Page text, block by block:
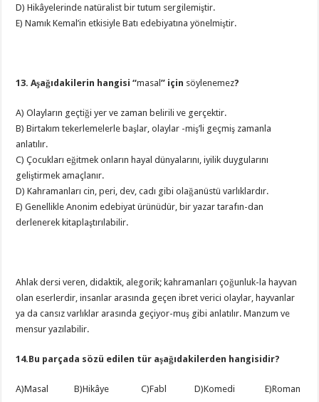
D) Hikâyelerinde natüralist bir tutum sergilemiştir.
E) Namık Kemal’in etkisiyle Batı edebiyatına yönelmiştir.
13. Aşağıdakilerin hangisi “masal” için söylenemez?
A) Olayların geçtiği yer ve zaman belirili ve gerçektir.
B) Birtakım tekerlemelerle başlar, olaylar -miş’li geçmiş zamanla
anlatılır.
C) Çocukları eğitmek onların hayal dünyalarını, iyilik duygularını
geliştirmek amaçlanır.
D) Kahramanları cin, peri, dev, cadı gibi olağanüstü varlıklardır.
E) Genellikle Anonim edebiyat ürünüdür, bir yazar tarafın-dan
derlenerek kitaplaştırılabilir.
Ahlak dersi veren, didaktik, alegorik; kahramanları çoğunluk-la hayvan
olan eserlerdir, insanlar arasında geçen ibret verici olaylar, hayvanlar
ya da cansız varlıklar arasında geçiyor-muş gibi anlatılır. Manzum ve
mensur yazılabilir.
14.Bu parçada sözü edilen tür aşağıdakilerden hangisidir?
A)Masal B)Hikâye C)Fabl D)Komedi E)Roman